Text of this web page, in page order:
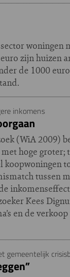
zijn huizen
de 1000
inkomens
(WiA 2009)
hoge
tussen
Kees
en de
gemeentelijk